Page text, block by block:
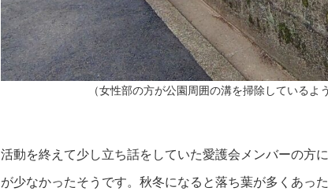
（女性部の方が公園周囲の溝を掃除しているよ
活動を終えて少し立ち話をしていた愛護会メンバーの方
が少なかったそうです。秋冬になると落ち葉が多くあっ